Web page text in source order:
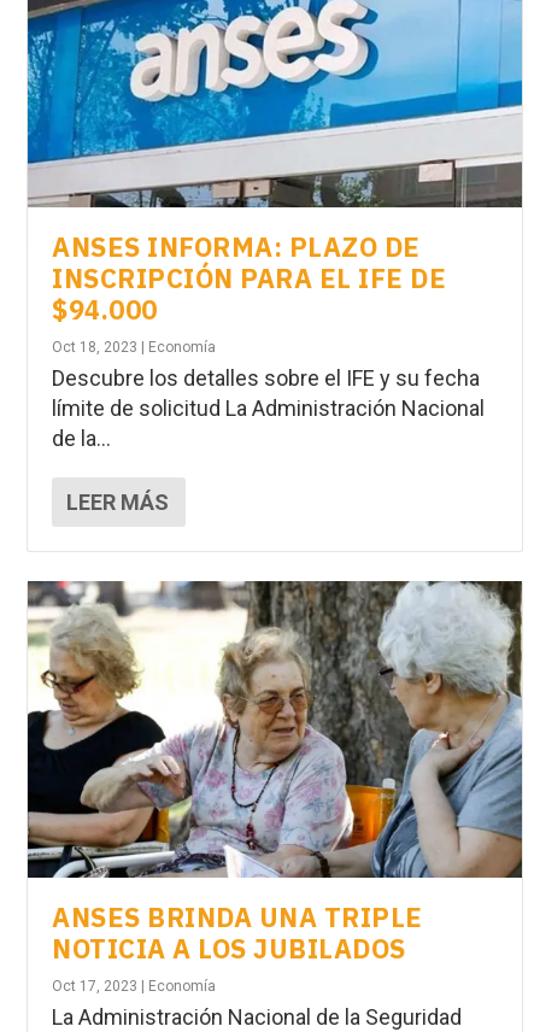
ANSES INFORMA: PLAZO DE
INSCRIPCIÓN PARA EL IFE DE
$94.000
Oct 18, 2023 Economía
Descubre los detalles sobre el IFE y su fecha
límite de solicitud La Administración Nacional
de la...
LEER MÁS
ANSES BRINDA UNA TRIPLE
NOTICIA A LOS JUBILADOS
Oct 17, 2023 | Economía
La Administración Nacional de la Seguridad